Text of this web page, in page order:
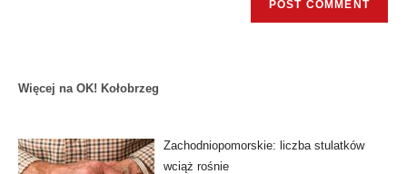
Więcej na OK! Kołobrzeg
Zachodniopomorskie: liczba stulatków
wciąż rośnie